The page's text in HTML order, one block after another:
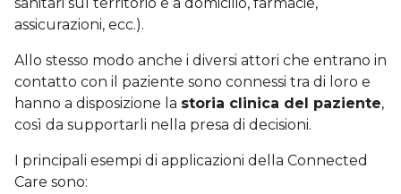
assicurazioni, ecc.).
Allo stesso modo anche i diversi attori che entrano in
contatto con il paziente sono connessi tra di loro e
hanno a disposizione la storia clinica del paziente,
così da supportarli nella presa di decisioni.
I principali esempi di applicazioni della Connected
Care sono: